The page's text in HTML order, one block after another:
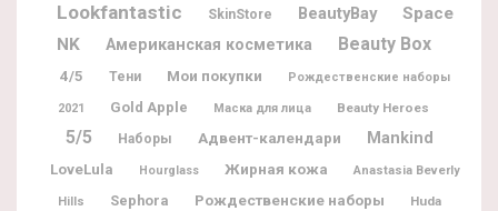
Lookfantastic SkinStore BeautyBay
Space
NK
Американская косметика Beauty Box
4/5 Тени Мои покупки Рождественские наборы
2021 Gold Apple Маска для лица Beauty Heroes
5/5 Наборы Адвент-календари Mankind
LoveLula Hourglass Жирная кожа Anastasia Beverly
Hills Sephora Рождественские наборы
Huda